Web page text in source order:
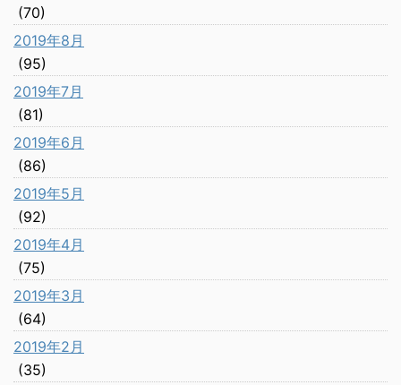
(70)
2019年8月
(95)
2019年7月
(81)
2019年6月
(86)
2019年5月
(92)
2019年4月
(75)
2019年3月
(64)
2019年2月
(35)